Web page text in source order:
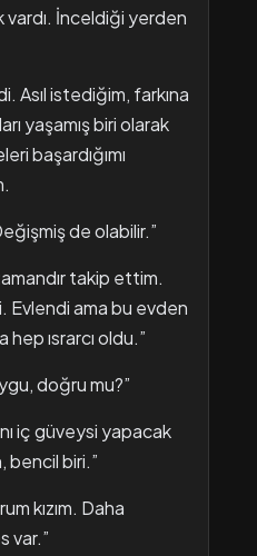
vardı. İnceldiği yerden
Asıl istediğim, farkına
yaşamış biri olarak
başardığımı
de olabilir.”
takip ettim.
Evlendi ama bu evden
ısrarcı oldu.”
doğru mu?”
iç güveysi yapacak
bencil biri.”
kızım. Daha
var.”